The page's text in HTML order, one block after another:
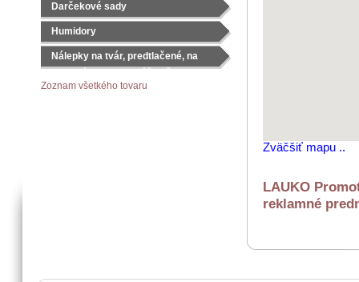
Darčekové sady
Čajové sady
Humidory
Nálepky na tvár, predtlačené, na
Zoznam všetkého tovaru
Zväčšiť mapu ..
LAUKO
reklamné